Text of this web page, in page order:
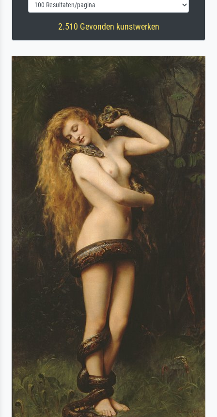
2.510 Gevonden kunstwerken